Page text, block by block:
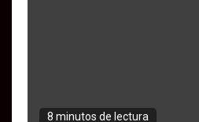
8 minutos de lectura